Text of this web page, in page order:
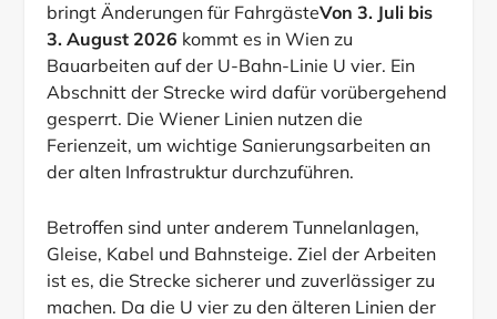
bringt Änderungen für FahrgästeVon 3. Juli bis
3. August 2026 kommt es in Wien zu
Bauarbeiten auf der U-Bahn-Linie U vier. Ein
Abschnitt der Strecke wird dafür vorübergehend
gesperrt. Die Wiener Linien nutzen die
Ferienzeit, um wichtige Sanierungsarbeiten an
der alten Infrastruktur durchzuführen.
Betroffen sind unter anderem Tunnelanlagen,
Gleise, Kabel und Bahnsteige. Ziel der Arbeiten
ist es, die Strecke sicherer und zuverlässiger zu
machen. Da die U vier zu den älteren Linien der